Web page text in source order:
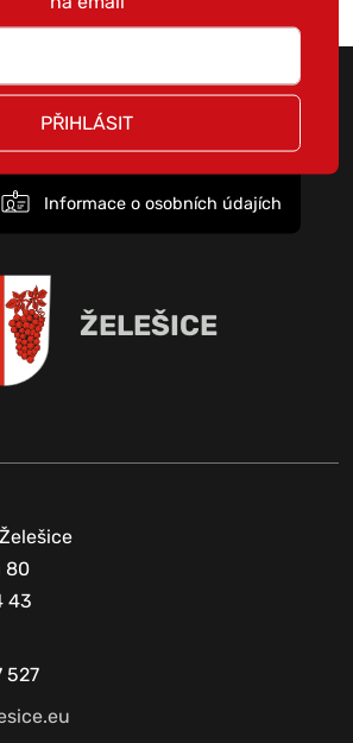
PŘIHLÁSIT
Informace o osobních údajích
ŽELEŠICE
80
43
527